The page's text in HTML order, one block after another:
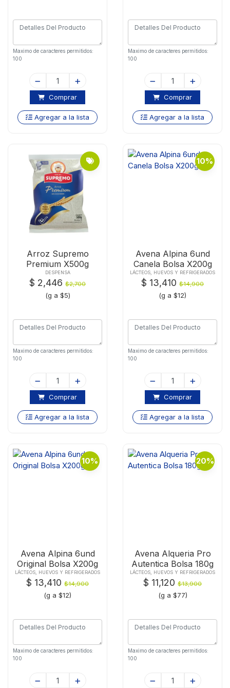
Maximo de caracteres permitidos:
100
Comprar
Agregar a la lista
Maximo de caracteres permitidos:
100
Comprar
Agregar a la lista
Arroz Supremo
Premium X500g
DESPENSA
$ 2,446 $2,700
(g a $5)
Maximo de caracteres permitidos:
100
Comprar
Agregar a la lista
10%
Avena Alpina 6und
Canela Bolsa X200g
LÁCTEOS, HUEVOS Y REFRIGERADOS
$ 13,410 $14,900
(g a $12)
Maximo de caracteres permitidos:
100
Comprar
Agregar a la lista
10%
Avena Alpina 6und
Original Bolsa X200g
LÁCTEOS, HUEVOS Y REFRIGERADOS
$ 13,410 $14,900
(g a $12)
Maximo de caracteres permitidos:
100
20%
Avena Alqueria Pro
Autentica Bolsa 180g
LÁCTEOS, HUEVOS Y REFRIGERADOS
$ 11,120 $13,900
(g a $77)
Maximo de caracteres permitidos:
100